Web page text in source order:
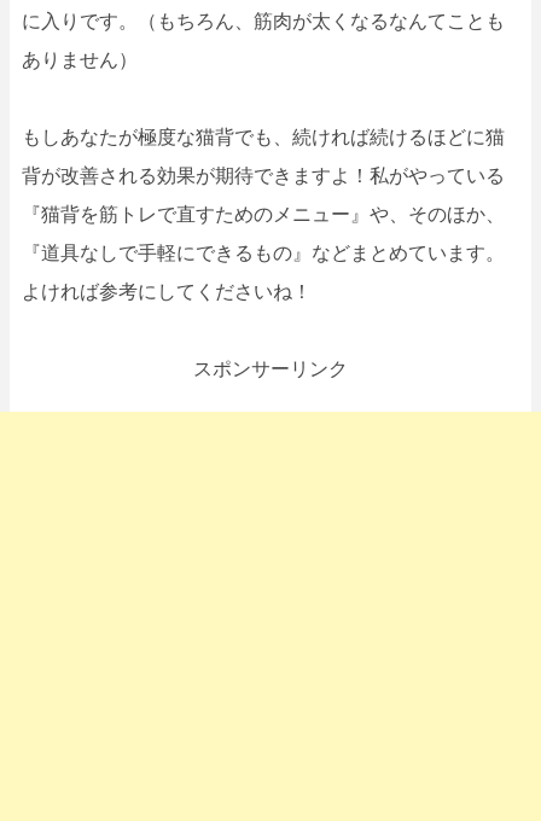
に入りです。（もちろん、筋肉が太くなるなんてことも
ありません）
もしあなたが極度な猫背でも、続ければ続けるほどに猫
背が改善される効果が期待できますよ！私がやっている
『猫背を筋トレで直すためのメニュー』や、そのほか、
『道具なしで手軽にできるもの』などまとめています。
よければ参考にしてくださいね！
スポンサーリンク